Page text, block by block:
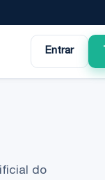
Entrar
do